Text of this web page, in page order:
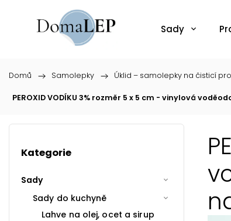
Sady
Domů / Samolepky / Úklid – samolepky na čisticí
PEROXID VODÍKU 3% rozměr 5 x 5 cm - vinylová
Kategorie
Sady
Sady do kuchyně
Lahve na olej, ocet a sirup